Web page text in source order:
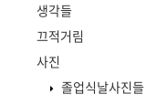
생각들
끄적거림
사진
졸업식날사진들